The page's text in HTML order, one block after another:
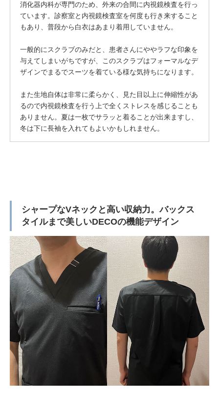
消化器内科が専門のため、外来の合間に内視鏡検査を行っ
ています。診察室と内視鏡検査室を何度も行き来すること
もあり、普段から白衣はあまり着用していません。
一般的にスクラブのみだと、患者さんにややラフな印象を
与えてしまいがちですが、このスクラブはフォーマルなデ
ザインでまるでスーツを着ている様な気持ちになります。
また生地自体は非常に柔らかく、見た目以上に伸縮性があ
るので内視鏡検査を行う上で全くストレスを感じることも
ありません。夏は一枚でサラッと着ることが出来ますし、
冬は下に長袖を入れてもよいかもしれません。
シャープなVネックと高い収納力。バックス
タイルまで美しいDECOの機能デザイン